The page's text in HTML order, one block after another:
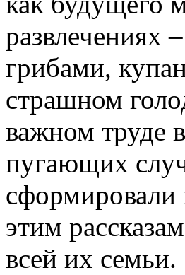
развлечениях
грибами,
страшном
важном труде
пугающих
сформировали
этим
всей их семьи.